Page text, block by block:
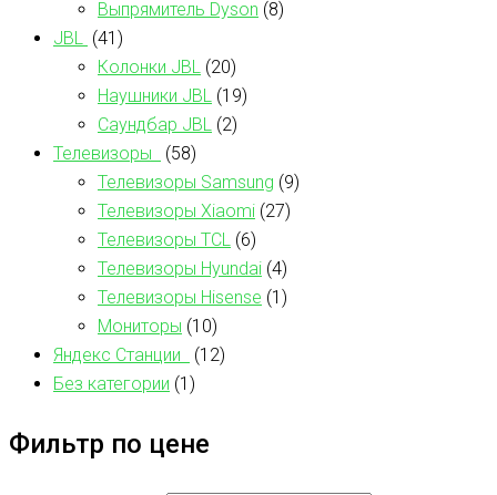
Выпрямитель Dyson (8)
JBL
(41)
Колонки JBL (20)
Наушники JBL (19)
Саундбар JBL (2)
Телевизоры
(58)
Телевизоры Samsung (9)
Телевизоры Xiaomi (27)
Телевизоры TCL (6)
Телевизоры Hyundai (4)
Телевизоры Hisense (1)
Мониторы (10)
Яндекс Станции
(12)
Без категории (1)
Фильтр по цене